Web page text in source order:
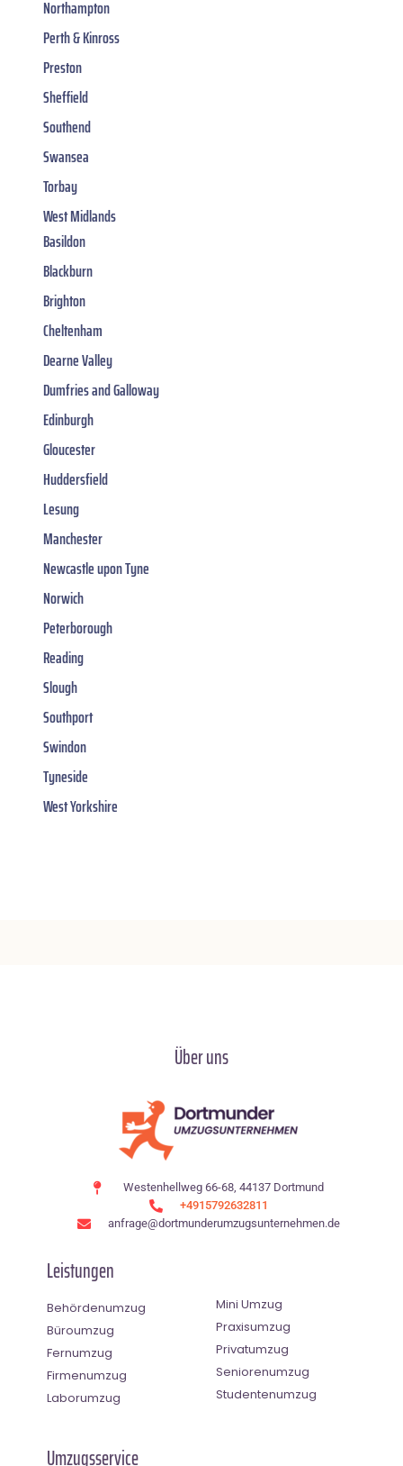
Northampton
Perth & Kinross
Preston
Sheffield
Southend
Swansea
Torbay
West Midlands
Basildon
Blackburn
Brighton
Cheltenham
Dearne Valley
Dumfries and Galloway
Edinburgh
Gloucester
Huddersfield
Lesung
Manchester
Newcastle upon Tyne
Norwich
Peterborough
Reading
Slough
Southport
Swindon
Tyneside
West Yorkshire
Über uns
Westenhellweg 66-68, 44137 Dortmund
+4915792632811
anfrage@dortmunderumzugsunternehmen.de
Leistungen
Behördenumzug
Büroumzug
Fernumzug
Firmenumzug
Laborumzug
Mini Umzug
Praxisumzug
Privatumzug
Seniorenumzug
Studentenumzug
Umzugsservice